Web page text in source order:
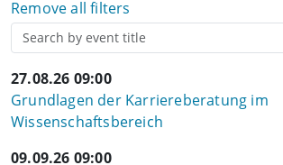
Remove all filters
27.08.26 09:00
Grundlagen der Karriereberatung im
Wissenschaftsbereich
09.09.26 09:00